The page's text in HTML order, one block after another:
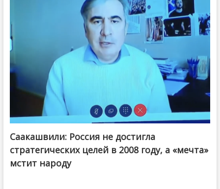
Саакашвили: Россия не достигла
стратегических целей в 2008 году, а «мечта»
мстит народу